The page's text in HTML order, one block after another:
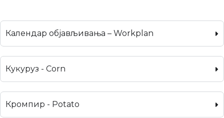
Календар објављивања – Workplan
Кукуруз - Corn
Кромпир - Potato